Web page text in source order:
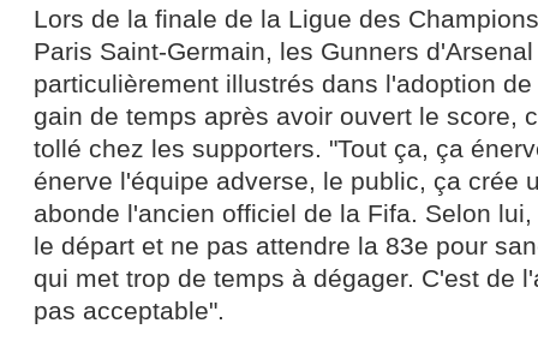
Lors de la finale de la Ligue des
Paris Saint-Germain, les Gunners
particulièrement illustrés dans l'adoption
gain de temps après avoir ouvert le score,
tollé chez les supporters. "Tout ça, ça
énerve l'équipe adverse, le public, ça crée
abonde l'ancien officiel de la Fifa. Selon
le départ et ne pas attendre la 83e pour
qui met trop de temps à dégager. C'est de
pas acceptable".